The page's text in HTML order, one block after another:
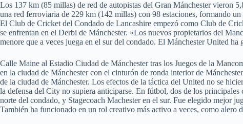
Los 137 km (85 millas) de red de autopistas del Gran Mánchester vieron
una red ferroviaria de 229 km (142 millas) con 98 estaciones, formando
El Club de Cricket del Condado de Lancashire empezó como Club de
se enfrentan en el Derbi de Mánchester. «Los nuevos propietarios del
menore que a veces juega en el sur del condado. El Mánchester United
Calle Maine al Estadio Ciudad de Mánchester tras los Juegos de la
en la ciudad de Mánchester con el cinturón de ronda interior de
de la ciudad de Mánchester. Los efectos de la táctica del United no se
la defensa del City no supiera anticiparse. En fútbol, dos de los
norte del condado, y Stagecoach Machester en el sur. Fue elegido mejor
También ha funcionado en un rol creativo más activo a veces, como